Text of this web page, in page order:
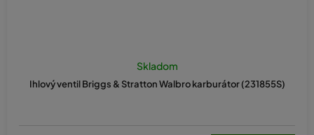
Ihlový ventil Briggs & Stratton Walbro karburátor (231855S)
Skladom